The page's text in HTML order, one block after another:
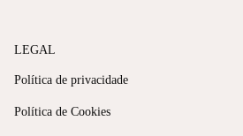
LEGAL
Política de privacidade
Política de Cookies